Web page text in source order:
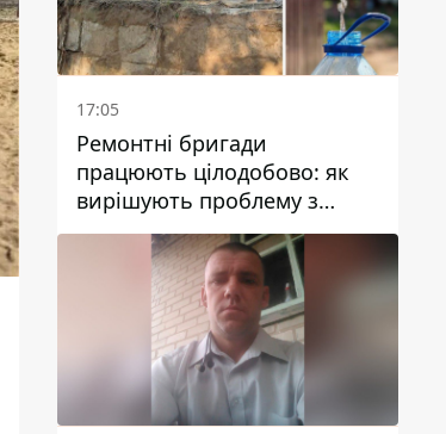
17:05
Ремонтні бригади
працюють цілодобово: як
вирішують проблему з
водою у Марганецькій
громаді